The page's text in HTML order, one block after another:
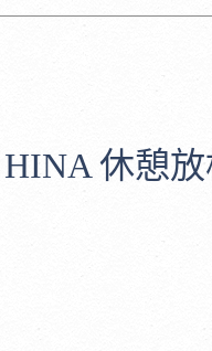
HINA 休憩